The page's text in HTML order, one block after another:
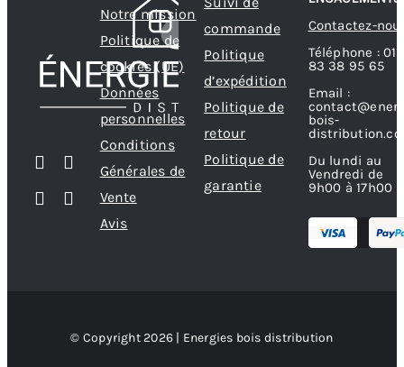
Notre mission
Politique de
cookies (UE)
Données
personnelles
Conditions
Générales de
Vente
Avis
commande
Politique
d’expédition
Politique de
retour
Politique de
garantie
Contactez-
Téléphone : 01
83 38 95 65
Email :
bois-
Du lundi au
Vendredi de
9h00 à 17h00
© Copyright 2026 | Energies bois distribution